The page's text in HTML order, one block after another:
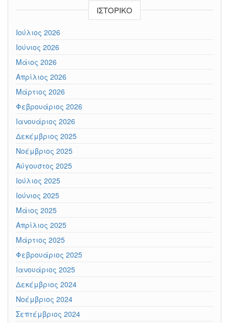
ΙΣΤΟΡΙΚΌ
Ιούλιος 2026
Ιούνιος 2026
Μάιος 2026
Απρίλιος 2026
Μάρτιος 2026
Φεβρουάριος 2026
Ιανουάριος 2026
Δεκέμβριος 2025
Νοέμβριος 2025
Αύγουστος 2025
Ιούλιος 2025
Ιούνιος 2025
Μάιος 2025
Απρίλιος 2025
Μάρτιος 2025
Φεβρουάριος 2025
Ιανουάριος 2025
Δεκέμβριος 2024
Νοέμβριος 2024
Σεπτέμβριος 2024